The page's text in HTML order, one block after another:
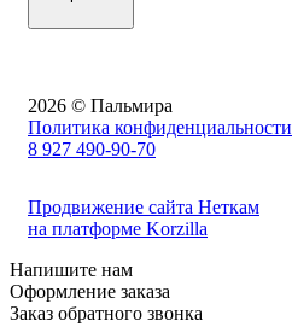
2026 © Пальмира
Политика конфиденциальности
8 927 490-90-70
Продвижение сайта Неткам
на платформе Korzilla
Напишите нам
Оформление заказа
Заказ обратного звонка